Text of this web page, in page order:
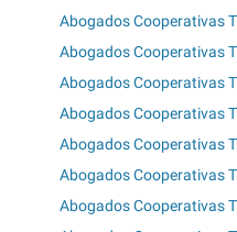
Abogados Cooperativas
Abogados Cooperativas
Abogados Cooperativas
Abogados Cooperativas
Abogados Cooperativas
Abogados Cooperativas
Abogados Cooperativas